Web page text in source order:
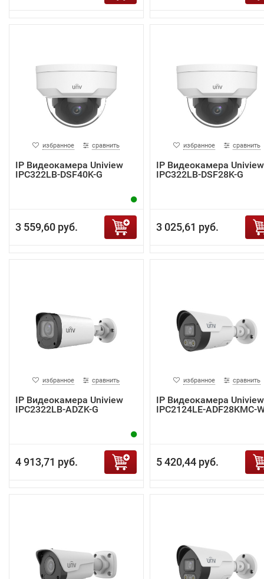
избранное сравнить
IP Видеокамера Uniview
IPC322LB-DSF40K-G
3 559,60 руб.
избранное сравнить
IP Видеокамера Uniview
IPC322LB-DSF28K-G
3 025,61 руб.
избранное сравнить
IP Видеокамера Uniview
IPC2322LB-ADZK-G
4 913,71 руб.
избранное сравнить
IP Видеокамера Uniview
IPC2124LE-ADF28KMC-
5 420,44 руб.